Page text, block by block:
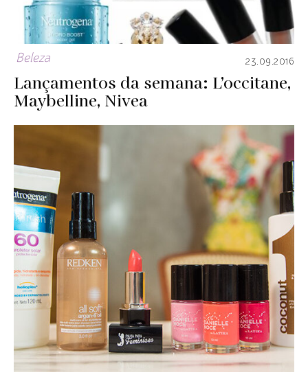
Beleza 23.09.2016
Lançamentos da semana: L’occitane,
Maybelline, Nivea